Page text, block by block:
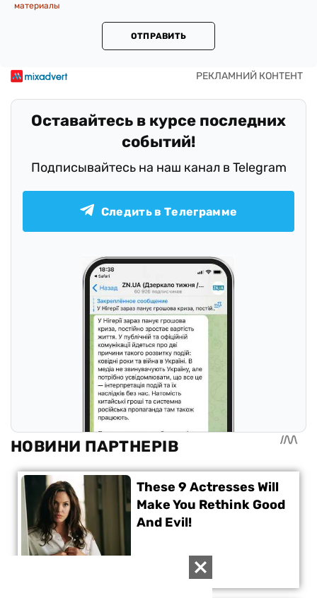
материалы
ОТПРАВИТЬ
Оставайтесь в курсе последних
событий!
Подписывайтесь на наш канал в Telegram
Следить в Телеграмме